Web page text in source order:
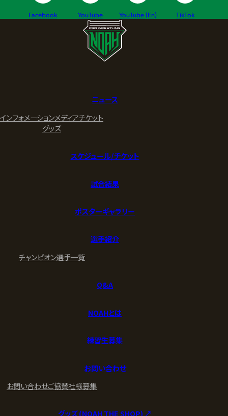
Facebook YouTube YouTube (En) TikTok
ニュース
インフォメーションメディアチケット
グッズ
スケジュール/チケット
試合結果
ポスターギャラリー
選手紹介
チャンピオン選手一覧
Q&A
NOAHとは
練習生募集
お問い合わせ
お問い合わせご協賛社様募集
グッズ (NOAH THE SHOP) ↗︎